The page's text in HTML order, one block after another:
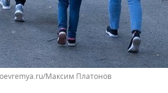
Максим Платонов